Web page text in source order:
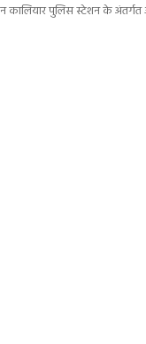
कालियार पुलिस स्टेशन के